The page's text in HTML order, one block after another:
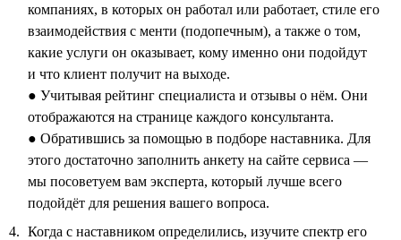
компаниях, в которых он работал или работает, стиле его
взаимодействия с менти (подопечным), а также о том,
какие услуги он оказывает, кому именно они подойдут
и что клиент получит на выходе.
● Учитывая рейтинг специалиста и отзывы о нём. Они
отображаются на странице каждого консультанта.
● Обратившись за помощью в подборе наставника. Для
этого достаточно заполнить анкету на сайте сервиса —
мы посоветуем вам эксперта, который лучше всего
подойдёт для решения вашего вопроса.
Когда с наставником определились, изучите спектр его